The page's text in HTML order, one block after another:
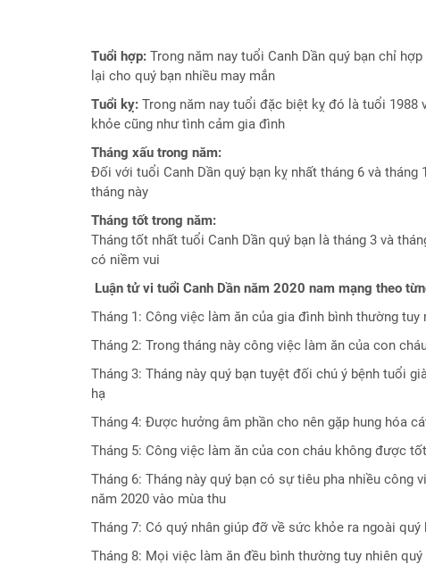
Tuổi hợp: Trong năm nay tuổi Canh Dần quý bạn chỉ
lại cho quý bạn nhiều may mắn
Tuổi kỵ: Trong năm nay tuổi đặc biệt kỵ đó là tuổi
khỏe cũng như tình cảm gia đình
Tháng xấu trong năm:
Đối với tuổi Canh Dần quý bạn kỵ nhất tháng 6 và
tháng này
Tháng tốt trong năm:
Tháng tốt nhất tuổi Canh Dần quý bạn là tháng 3 và
có niềm vui
Luận tử vi tuổi Canh Dần năm 2020 nam mạng theo
Tháng 1: Công việc làm ăn của gia đình bình thường
Tháng 2: Trong tháng này công việc làm ăn của con
Tháng 3: Tháng này quý bạn tuyệt đối chú ý bệnh tuổi
hạ
Tháng 4: Được hưởng âm phần cho nên gặp hung hóa
Tháng 5: Công việc làm ăn của con cháu không được
Tháng 6: Tháng này quý bạn có sự tiêu pha nhiều công
năm 2020 vào mùa thu
Tháng 7: Có quý nhân giúp đỡ về sức khỏe ra ngoài
Tháng 8: Mọi việc làm ăn đều bình thường tuy nhiên